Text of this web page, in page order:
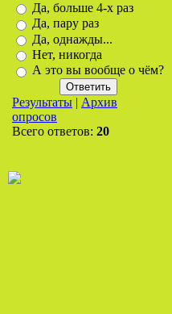
Да, больше 4-х раз
Да, пару раз
Да, однажды...
Нет, никогда
А это вы вообще о чём?
Результаты | Архив
опросов
Всего ответов: 20